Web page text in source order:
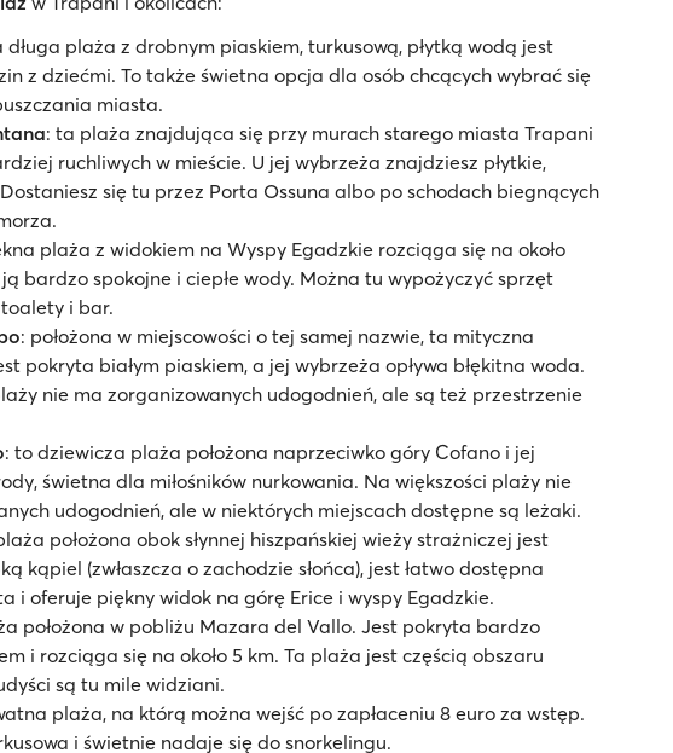
długa plaża z drobnym piaskiem, turkusową, płytką wodą jest
z dziećmi. To także świetna opcja dla osób chcących wybrać się
miasta.
: ta plaża znajdująca się przy murach starego miasta Trapani
ruchliwych w mieście. U jej wybrzeża znajdziesz płytkie,
się tu przez Porta Ossuna albo po schodach biegnących
plaża z widokiem na Wyspy Egadzkie rozciąga się na około
bardzo spokojne i ciepłe wody. Można tu wypożyczyć sprzęt
i bar.
: położona w miejscowości o tej samej nazwie, ta mityczna
pokryta białym piaskiem, a jej wybrzeża opływa błękitna woda.
nie ma zorganizowanych udogodnień, ale są też przestrzenie
: to dziewicza plaża położona naprzeciwko góry Cofano i jej
świetna dla miłośników nurkowania. Na większości plaży nie
udogodnień, ale w niektórych miejscach dostępne są leżaki.
położona obok słynnej hiszpańskiej wieży strażniczej jest
kąpiel (zwłaszcza o zachodzie słońca), jest łatwo dostępna
i oferuje piękny widok na górę Erice i wyspy Egadzkie.
położona w pobliżu Mazara del Vallo. Jest pokryta bardzo
i rozciąga się na około 5 km. Ta plaża jest częścią obszaru
są tu mile widziani.
plaża, na którą można wejść po zapłaceniu 8 euro za wstęp.
i świetnie nadaje się do snorkelingu.